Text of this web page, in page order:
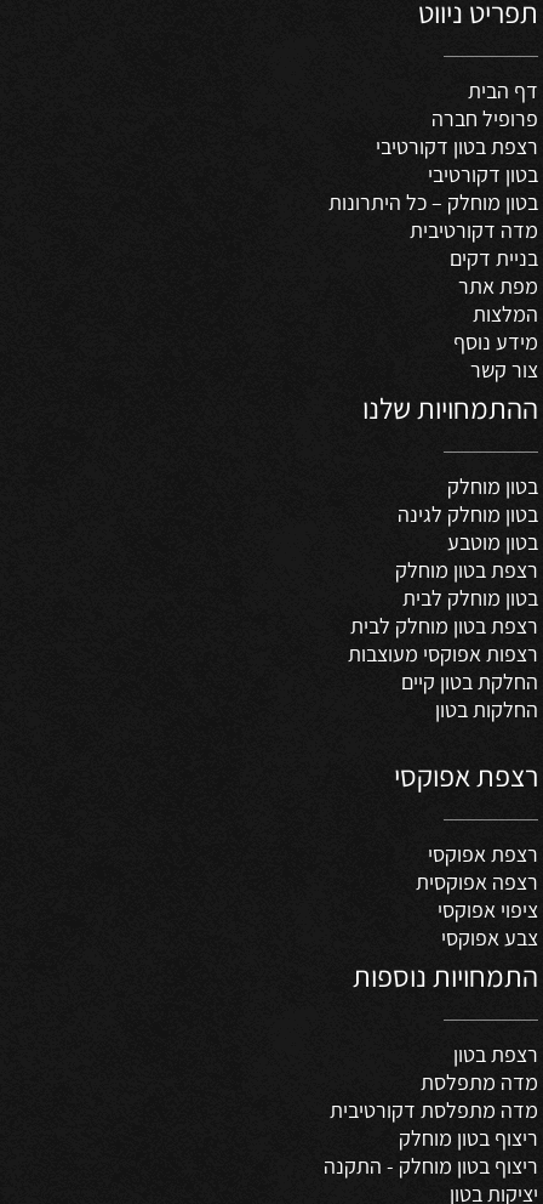
תפריט ניווט
דף הבית
פרופיל חברה
רצפת בטון דקורטיבי
בטון דקורטיבי
בטון מוחלק – כל היתרונות
מדה דקורטיבית
בניית דקים
מפת אתר
המלצות
מידע נוסף
צור קשר
ההתמחויות שלנו
בטון מוחלק
בטון מוחלק לגינה
בטון מוטבע
רצפת בטון מוחלק
בטון מוחלק לבית
רצפת בטון מוחלק לבית
רצפות אפוקסי מעוצבות
החלקת בטון קיים
החלקות בטון
רצפת אפוקסי
רצפת אפוקסי
רצפה אפוקסית
ציפוי אפוקסי
צבע אפוקסי
התמחויות נוספות
רצפת בטון
מדה מתפלסת
מדה מתפלסת דקורטיבית
ריצוף בטון מוחלק
ריצוף בטון מוחלק - התקנה
יציקות בטון